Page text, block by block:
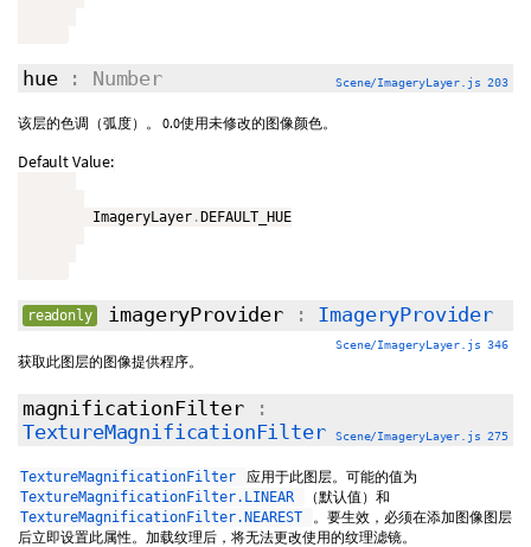
hue : Number Scene/ImageryLayer.js 203
该层的色调（弧度）。 0.0使用未修改的图像颜色。
Default Value:
         ImageryLayer
. DEFAULT_HUE
readonly imageryProvider : ImageryProvider
Scene/ImageryLayer.js 346
获取此图层的图像提供程序。
magnificationFilter
:
TextureMagnificationFilter
Scene/ImageryLayer.js 275
TextureMagnificationFilter 应用于此图层。可能的值为
TextureMagnificationFilter.LINEAR （默认值）和
TextureMagnificationFilter.NEAREST
。要生效，必须在添加图像图层
后立即设置此属性。加载纹理后，将无法更改使用的纹理滤镜。